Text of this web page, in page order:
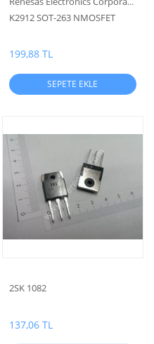
K2912 SOT-263 NMOSFET
199,88 TL
SEPETE EKLE
2SK 1082
137,06 TL